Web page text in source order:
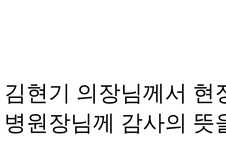
김현기 의장님께서 현
병원장님께 감사의 뜻